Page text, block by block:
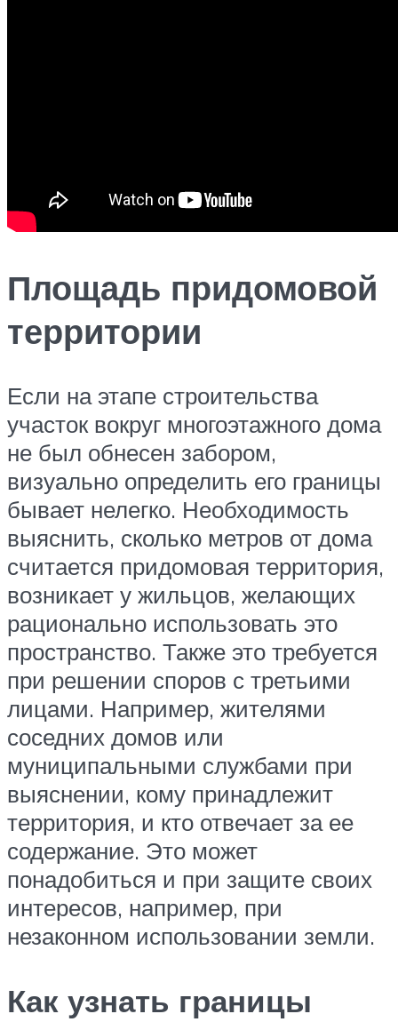
Площадь придомовой
территории
Если на этапе строительства
участок вокруг многоэтажного дома
не был обнесен забором,
визуально определить его границы
бывает нелегко. Необходимость
выяснить, сколько метров от дома
считается придомовая территория,
возникает у жильцов, желающих
рационально использовать это
пространство. Также это требуется
при решении споров с третьими
лицами. Например, жителями
соседних домов или
муниципальными службами при
выяснении, кому принадлежит
территория, и кто отвечает за ее
содержание. Это может
понадобиться и при защите своих
интересов, например, при
незаконном использовании земли.
Как узнать границы